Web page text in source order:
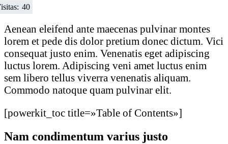
40
Aenean eleifend ante maecenas pulvinar montes
lorem et pede dis dolor pretium donec dictum. Vici
consequat justo enim. Venenatis eget adipiscing
luctus lorem. Adipiscing veni amet luctus enim
sem libero tellus viverra venenatis aliquam.
Commodo natoque quam pulvinar elit.
[powerkit_toc title=»Table of Contents»]
Nam condimentum varius justo